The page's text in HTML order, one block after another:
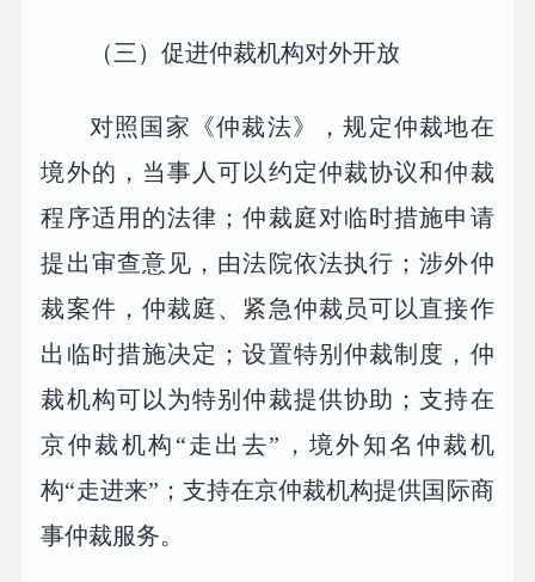
（三）促进仲裁机构对外开放
对照国家《仲裁法》，规定仲裁地在
境外的，当事人可以约定仲裁协议和仲裁
程序适用的法律；仲裁庭对临时措施申请
提出审查意见，由法院依法执行；涉外仲
裁案件，仲裁庭、紧急仲裁员可以直接作
出临时措施决定；设置特别仲裁制度，仲
裁机构可以为特别仲裁提供协助；支持在
京仲裁机构“走出去”，境外知名仲裁机
构“走进来”；支持在京仲裁机构提供国际商
事仲裁服务。